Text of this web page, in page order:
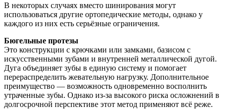
В некоторых случаях вместо шинирования могут
использоваться другие ортопедические методы, однако у
каждого из них есть серьёзные ограничения.
Бюгельные протезы
Это конструкции с крючками или замками, базисом с
искусственными зубами и внутренней металлической дугой.
Дуга объединяет зубы в единую систему и помогает
перераспределить жевательную нагрузку. Дополнительное
преимущество — возможность одновременно восполнить
утраченные зубы. Однако из-за высокого риска осложнений в
долгосрочной перспективе этот метод применяют всё реже.